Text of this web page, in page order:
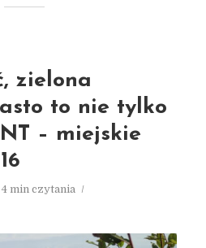
zielona
to nie tylko
– miejskie
4 min czytania